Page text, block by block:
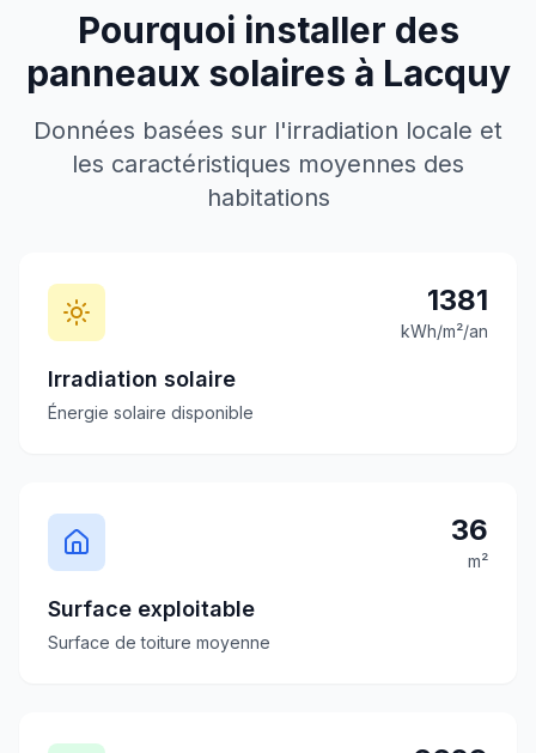
Pourquoi installer des
panneaux solaires à Lacquy
Données basées sur l'irradiation locale et
les caractéristiques moyennes des
habitations
1381
kWh/m²/an
Irradiation solaire
Énergie solaire disponible
36
m²
Surface exploitable
Surface de toiture moyenne